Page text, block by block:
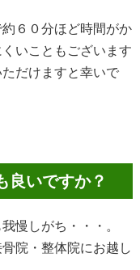
６０分ほど時間がか
いこともございます
だけますと幸いで
良いですか？
慢しがち・・・。
院・整体院にお越し